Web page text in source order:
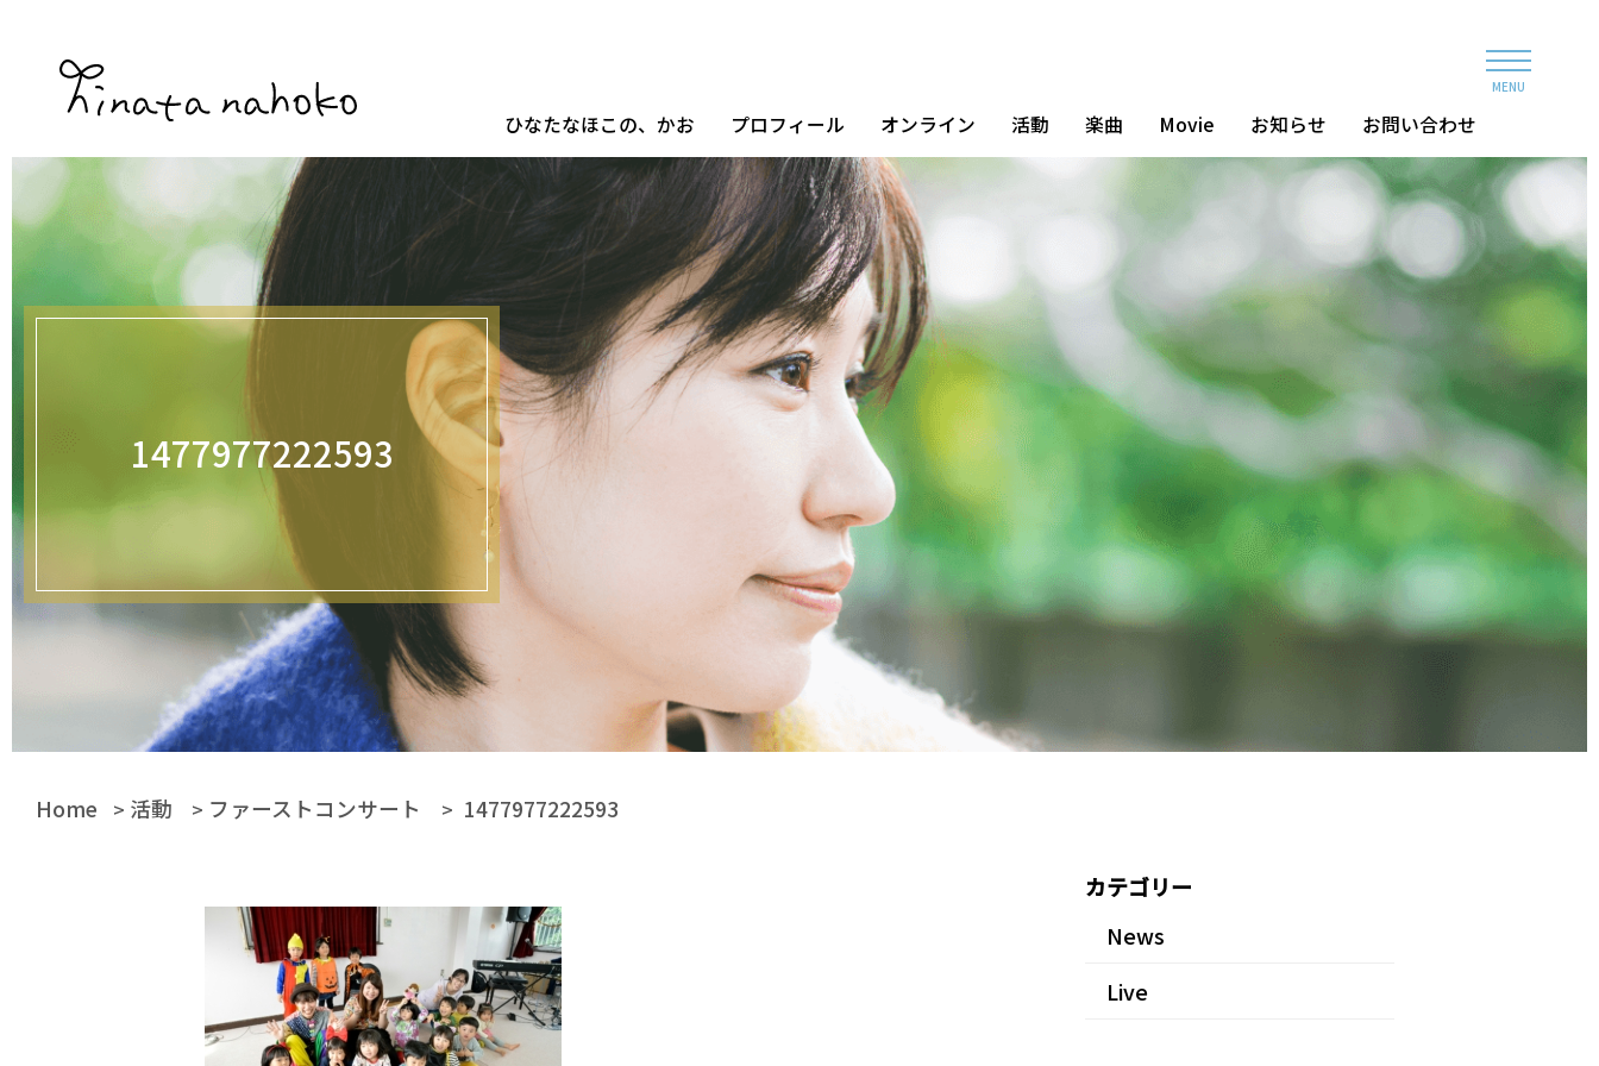
ひなたなほこの、かお プロフィール オンライン 活動 楽曲 Movie お知らせ お問い合わせ
1477977222593
MENU
Home > 活動 > ファーストコンサート > 1477977222593
カテゴリー
News
Live